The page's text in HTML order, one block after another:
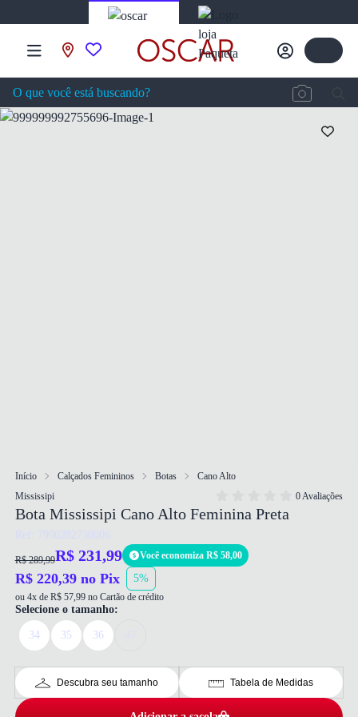
Início Calçados Femininos Botas
Cano Alto
Mississipi
0 Avaliações
Bota Mississipi Cano Alto Feminina Preta
Ref: 7900282736006
R$ 289,99R$ 231,99 Você economiza R$ 58,00
R$ 220,39 no Pix 5%
ou 4x de R$ 57,99 no Cartão de crédito
Selecione o tamanho:
34 35 36
Descubra seu tamanho Tabela de Medidas